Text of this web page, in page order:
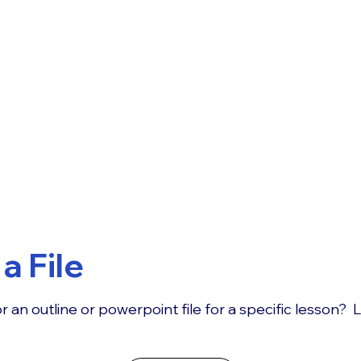
File
an outline or powerpoint file for a specific lesson?